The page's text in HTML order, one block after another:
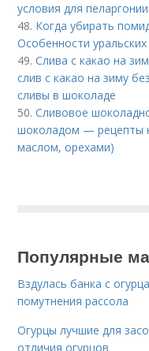
условия для пеларгонии
48. Когда убирать
Особенности
49.Слива с какао на
слив с какао на зиму
сливы в шоколаде
50.Сливовое
шоколадом — рецепты
маслом, орехами)
Популярные
Вздулась банка с
помутнения рассола
Огурцы лучшие для
отличия огурцов